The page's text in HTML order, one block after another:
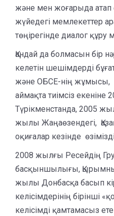
және мен жоғарыда атап
жүйедегі мемлекеттер
төңірегінде диалог құру
Қандай да болмасын бір
келетін шешімдерді
және ОБСЕ-нің жұмысы,
аймақта тиімсіз
Түрікменстанда, 2005
жылы Жаңаөзендегі,
оқиғалар кезінде
2008 жылғы Ресейдің
басқыншылығы,
жылы Донбасқа басып
келісімдерінің бірінші
келісімді қамтамасыз